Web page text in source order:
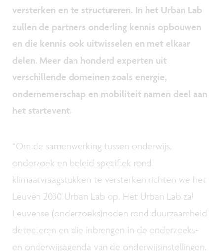
versterken en te structureren. In het Urban Lab
zullen de partners onderling kennis opbouwen
en die kennis ook uitwisselen en met elkaar
delen. Meer dan honderd experten uit
verschillende domeinen zoals energie,
ondernemerschap en mobiliteit namen deel aan
het startevent.
“Om de samenwerking tussen onderwijs,
onderzoek en beleid specifiek rond
klimaatvraagstukken te versterken richten we het
Leuven 2030 Urban Lab op. Het Urban Lab zal
Leuvense (onderzoeks)noden rond duurzaamheid
detecteren en die inbrengen in de onderzoeks-
en onderwijsagenda van de onderwijsinstellingen.